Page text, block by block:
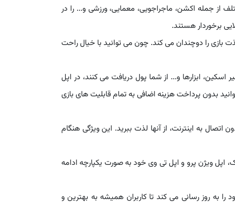
از جمله اکشن، ماجراجویی، معمایی، ورزشی و... را در
برخوردار هستند.
بازی را دوچندان می کند. چون می توانید با خیال راحت
اسکین، ابزارها و... از شما پول دریافت می کنند، در اپل
بدون پرداخت هزینه اضافی به تمام قابلیت های بازی
اتصال به اینترنت، از آنها لذت ببرید. این ویژگی هنگام
اپل ویژن پرو و اپل تی وی خود به صورت یکپارچه ادامه
به روز رسانی می کند تا کاربران همیشه به بهترین و